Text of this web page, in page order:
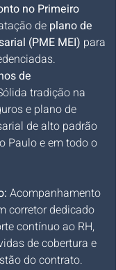
no Primeiro
de plano de
(PME MEI) para
de
tradição na
e plano de
de alto padrão
Paulo e em todo o
Acompanhamento
corretor dedicado
contínuo ao RH,
de cobertura e
do contrato.